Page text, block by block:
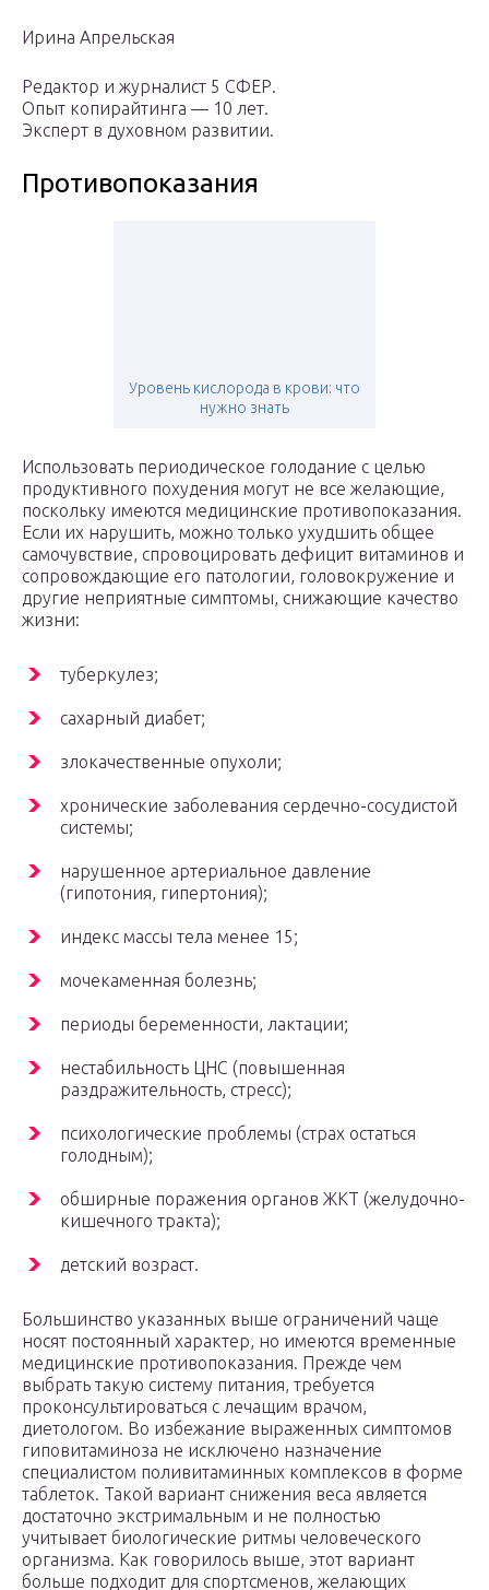
Ирина Апрельская
Редактор и журналист 5 СФЕР.
Опыт копирайтинга — 10 лет.
Эксперт в духовном развитии.
Противопоказания
Уровень кислорода в крови: что
нужно знать
Использовать периодическое голодание с целью
продуктивного похудения могут не все желающие,
поскольку имеются медицинские противопоказания.
Если их нарушить, можно только ухудшить общее
самочувствие, спровоцировать дефицит витаминов и
сопровождающие его патологии, головокружение и
другие неприятные симптомы, снижающие качество
жизни:
туберкулез;
сахарный диабет;
злокачественные опухоли;
хронические заболевания сердечно-сосудистой
системы;
нарушенное артериальное давление
(гипотония, гипертония);
индекс массы тела менее 15;
мочекаменная болезнь;
периоды беременности, лактации;
нестабильность ЦНС (повышенная
раздражительность, стресс);
психологические проблемы (страх остаться
голодным);
обширные поражения органов ЖКТ (желудочно-
кишечного тракта);
детский возраст.
Большинство указанных выше ограничений чаще
носят постоянный характер, но имеются временные
медицинские противопоказания. Прежде чем
выбрать такую систему питания, требуется
проконсультироваться с лечащим врачом,
диетологом. Во избежание выраженных симптомов
гиповитаминоза не исключено назначение
специалистом поливитаминных комплексов в форме
таблеток. Такой вариант снижения веса является
достаточно экстримальным и не полностью
учитывает биологические ритмы человеческого
организма. Как говорилось выше, этот вариант
больше подходит для спортсменов, желающих